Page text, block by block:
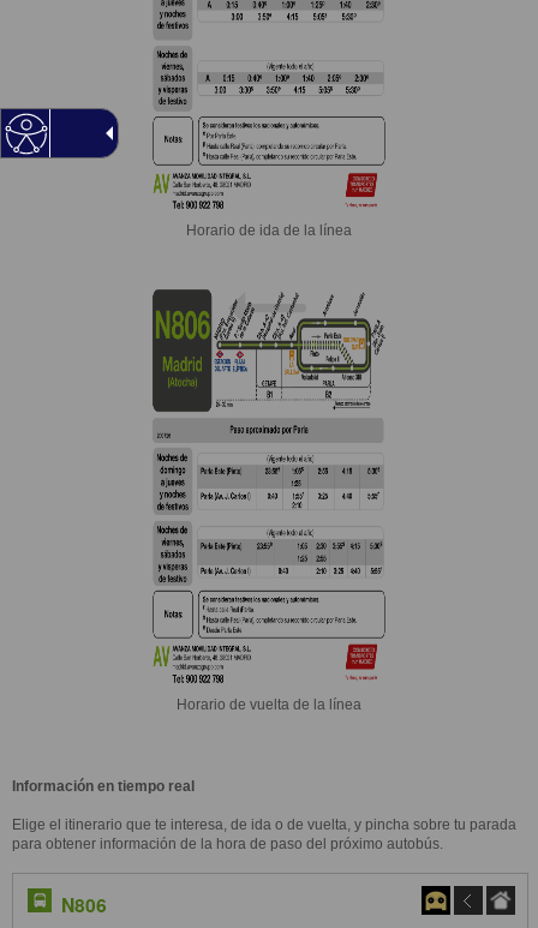
Horario de ida de la línea
Horario de vuelta de la línea
Información en tiempo real
Elige el itinerario que te interesa, de ida o de vuelta, y pincha sobre tu parada
para obtener información de la hora de paso del próximo autobús.